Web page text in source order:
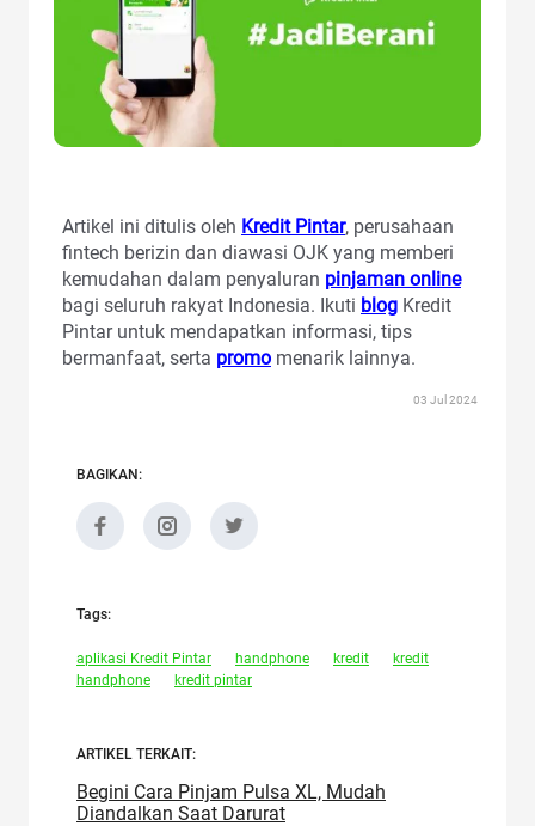
Artikel ini ditulis oleh Kredit Pintar, perusahaan
fintech berizin dan diawasi OJK yang memberi
kemudahan dalam penyaluran pinjaman online
bagi seluruh rakyat Indonesia. Ikuti blog Kredit
Pintar untuk mendapatkan informasi, tips
bermanfaat, serta promo menarik lainnya.
03 Jul 2024
BAGIKAN:
Tags:
aplikasi Kredit Pintar handphone kredit
kredit
handphone
kredit pintar
ARTIKEL TERKAIT:
Begini Cara Pinjam Pulsa XL, Mudah
Diandalkan Saat Darurat